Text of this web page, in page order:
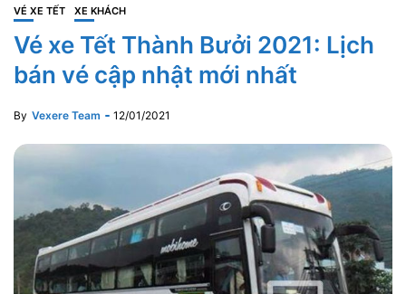
VÉ XE TẾT XE KHÁCH
Vé xe Tết Thành Bưởi 2021: Lịch
bán vé cập nhật mới nhất
By Vexere Team 12/01/2021